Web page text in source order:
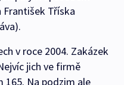
František Tříska
v roce 2004. Zakázek
jich ve firmě
165. Na podzim ale